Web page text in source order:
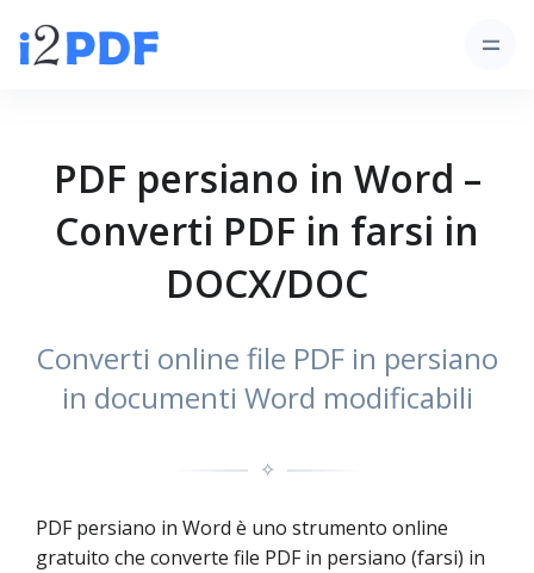
PDF persiano in Word –
Converti PDF in farsi in
DOCX/DOC
Converti online file PDF in persiano
in documenti Word modificabili
✧
PDF persiano in Word è uno strumento online
gratuito che converte file PDF in persiano (farsi) in